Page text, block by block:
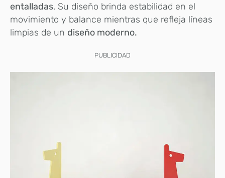
entalladas. Su diseño brinda estabilidad en el
movimiento y balance mientras que refleja líneas
limpias de un diseño moderno.
PUBLICIDAD